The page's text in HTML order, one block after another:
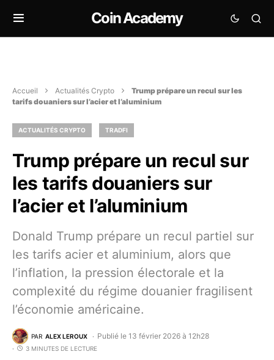
Coin Academy
Accueil Actualités Crypto
Trump prépare un recul sur les
tarifs douaniers sur l’acier et l’aluminium
ACTUALITÉS CRYPTO TRADFI
Trump prépare un recul sur
les tarifs douaniers sur
l’acier et l’aluminium
Donald Trump prépare un recul partiel sur
les tarifs acier et aluminium, alors que
l’inflation, la pression électorale et la
complexité du régime douanier fragilisent
l’économie américaine.
PAR ALEX LEROUX Publié le 13 février 2026 à 12h28
3 MINUTES DE LECTURE